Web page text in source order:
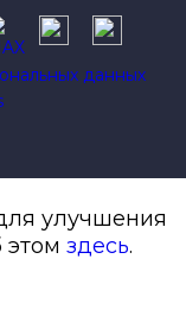
данных
улучшения
этом здесь.